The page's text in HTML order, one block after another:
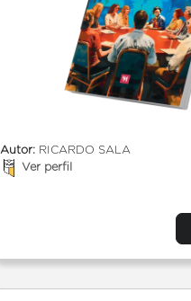
Autor: RICARDO SALA
Ver perfil